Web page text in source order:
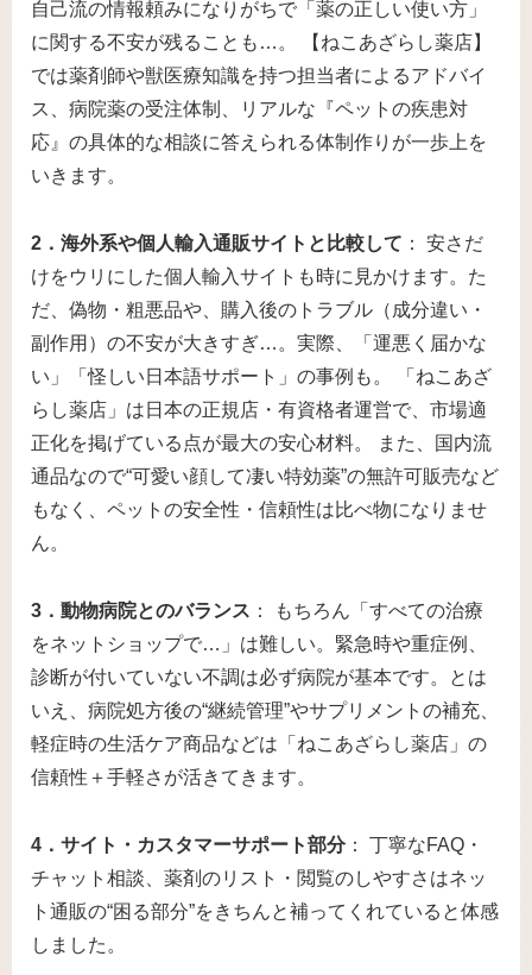
自己流の情報頼みになりがちで「薬の正しい使い方」
に関する不安が残ることも…。 【ねこあざらし薬店】
では薬剤師や獣医療知識を持つ担当者によるアドバイ
ス、病院薬の受注体制、リアルな『ペットの疾患対
応』の具体的な相談に答えられる体制作りが一歩上を
いきます。
2．海外系や個人輸入通販サイトと比較して ： 安さだ
けをウリにした個人輸入サイトも時に見かけます。た
だ、偽物・粗悪品や、購入後のトラブル（成分違い・
副作用）の不安が大きすぎ…。実際、「運悪く届かな
い」「怪しい日本語サポート」の事例も。 「ねこあざ
らし薬店」は日本の正規店・有資格者運営で、市場適
正化を掲げている点が最大の安心材料。 また、国内流
通品なので“可愛い顔して凄い特効薬”の無許可販売など
もなく、ペットの安全性・信頼性は比べ物になりませ
ん。
3．動物病院とのバランス ： もちろん「すべての治療
をネットショップで…」は難しい。緊急時や重症例、
診断が付いていない不調は必ず病院が基本です。とは
いえ、病院処方後の“継続管理”やサプリメントの補充、
軽症時の生活ケア商品などは「ねこあざらし薬店」の
信頼性＋手軽さが活きてきます。
4．サイト・カスタマーサポート部分： 丁寧なFAQ・
チャット相談、薬剤のリスト・閲覧のしやすさはネッ
ト通販の“困る部分”をきちんと補ってくれていると体感
しました。